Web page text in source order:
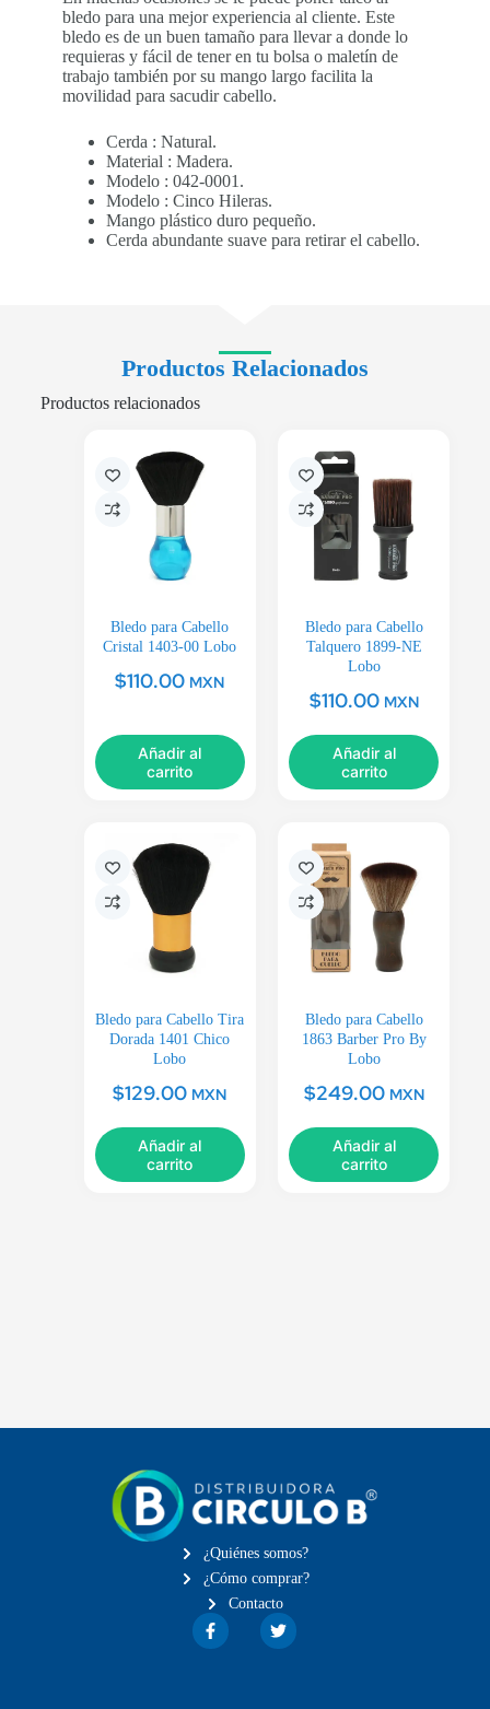
bledo para una mejor experiencia al cliente. Este
bledo es de un buen tamaño para llevar a donde lo
requieras y fácil de tener en tu bolsa o maletín de
trabajo también por su mango largo facilita la
movilidad para sacudir cabello.
Cerda : Natural.
Material : Madera.
Modelo : 042-0001.
Modelo : Cinco Hileras.
Mango plástico duro pequeño.
Cerda abundante suave para retirar el cabello.
Productos Relacionados
Productos relacionados
Bledo para Cabello
Cristal 1403-00 Lobo
$110.00 MXN
Añadir al
carrito
Bledo para Cabello
Talquero 1899-NE
Lobo
$110.00 MXN
Añadir al
carrito
Bledo para Cabello Tira
Dorada 1401 Chico
Lobo
$129.00 MXN
Añadir al
carrito
Bledo para Cabello
1863 Barber Pro By
Lobo
$249.00 MXN
Añadir al
carrito
¿Quiénes somos?
¿Cómo comprar?
Contacto